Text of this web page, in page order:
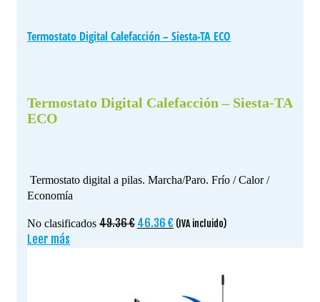
Termostato Digital Calefacción – Siesta-TA ECO
Termostato Digital Calefacción – Siesta-TA
ECO
Termostato digital a pilas. Marcha/Paro. Frío / Calor /
Economía
No clasificados 49.36€ El
46.36 € El
(IVA incluido)
Leer más